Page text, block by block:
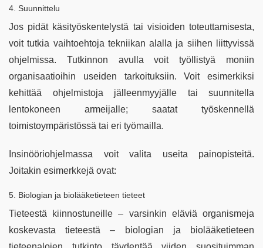
4. Suunnittelu
Jos pidät käsityöskentelystä tai visioiden toteuttamisesta,
voit tutkia vaihtoehtoja tekniikan alalla ja siihen liittyvissä
ohjelmissa. Tutkinnon avulla voit työllistyä moniin
organisaatioihin useiden tarkoituksiin. Voit esimerkiksi
kehittää ohjelmistoja jälleenmyyjälle tai suunnitella
lentokoneen armeijalle; saatat työskennellä
toimistoympäristössä tai eri työmailla.
Insinööriohjelmassa voit valita useita painopisteitä.
Joitakin esimerkkejä ovat:
5. Biologian ja biolääketieteen tieteet
Tieteestä kiinnostuneille – varsinkin eläviä organismeja
koskevasta tieteestä – biologian ja biolääketieteen